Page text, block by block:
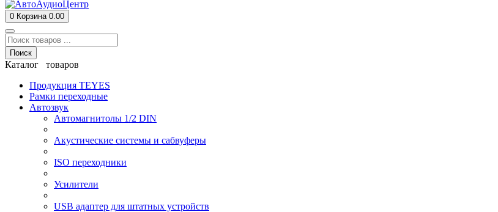
0 Корзина 0.00
Поиск
Каталог товаров
Продукция TEYES
Рамки переходные
Автозвук
Автомагнитолы 1/2 DIN
Акустические системы и сабвуферы
ISO переходники
Усилители
USB адаптер для штатных устройств